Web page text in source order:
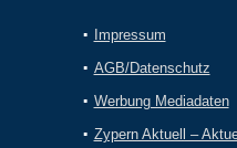
Impressum
AGB/Datenschutz
Werbung Mediadaten
Zypern Aktuell –